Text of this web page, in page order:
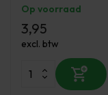
Op voorraad
3,95
excl. btw